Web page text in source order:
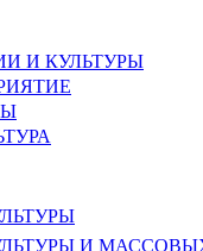
И КУЛЬТУРЫ
И